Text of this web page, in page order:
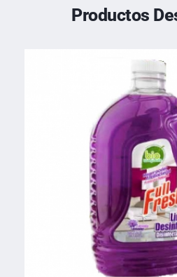
Productos